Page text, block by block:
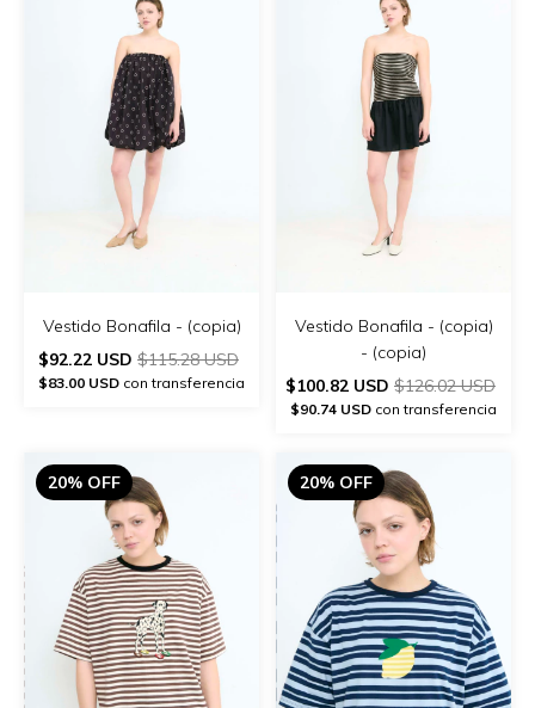
Vestido Bonafila - (copia)
$92.22 USD $115.28 USD
$83.00 USD con transferencia
Vestido Bonafila - (copia)
- (copia)
$100.82 USD $126.02 USD
$90.74 USD con transferencia
20% OFF 20% OFF